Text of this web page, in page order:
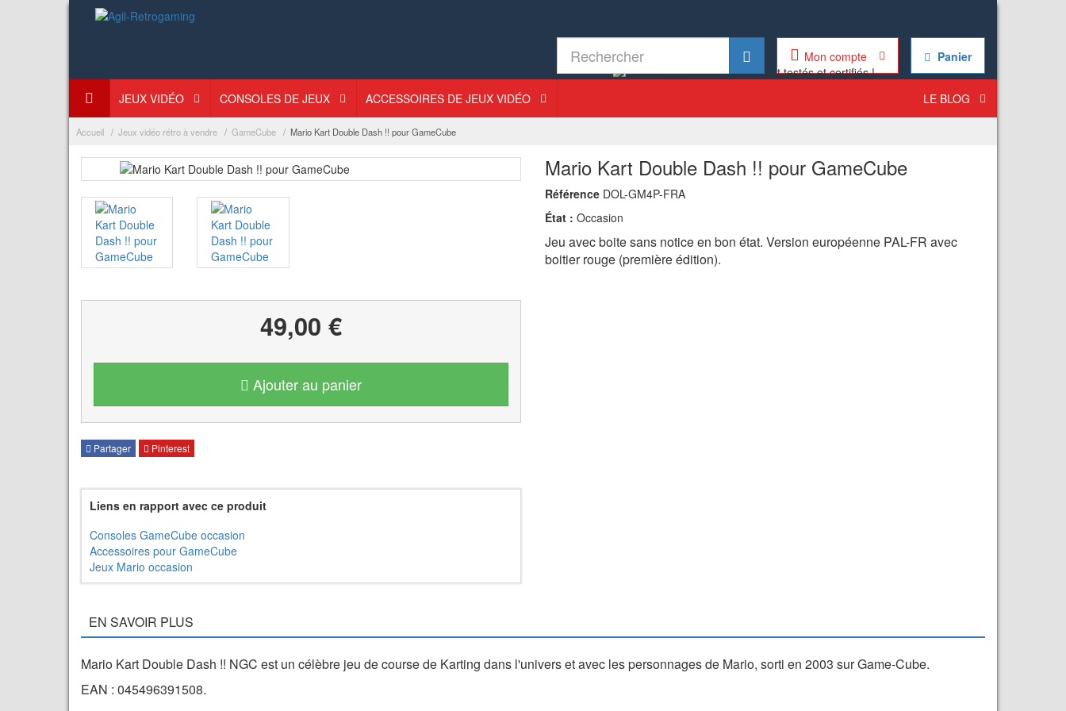
Panier
Mon compte
JEUX VIDÉO CONSOLES DE JEUX ACCESSOIRES DE JEUX VIDÉO LE BLOG
Accueil Jeux vidéo rétro à vendre GameCube Mario Kart Double Dash !! pour GameCube
Mario Kart Double Dash !! pour GameCube
Référence DOL-GM4P-FRA
État : Occasion
Jeu avec boite sans notice en bon état. Version européenne PAL-FR avec
boitier rouge (première édition).
49,00 €
Ajouter au panier
Partager Pinterest
Liens en rapport avec ce produit
Consoles GameCube occasion
Accessoires pour GameCube
Jeux Mario occasion
EN SAVOIR PLUS
Mario Kart Double Dash !! NGC est un célèbre jeu de course de Karting dans l'univers et avec les personnages de Mario, sorti en 2003 sur Game-Cube.
EAN : 045496391508.